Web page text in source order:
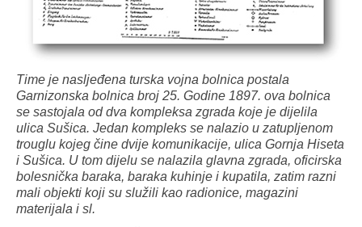
Time je nasljeđena turska vojna bolnica postala
Garnizonska bolnica broj 25. Godine 1897. ova bolnica
se sastojala od dva kompleksa zgrada koje je dijelila
ulica Sušica. Jedan kompleks se nalazio u zatupljenom
trouglu kojeg čine dvije komunikacije, ulica Gornja Hiseta
i Sušica. U tom dijelu se nalazila glavna zgrada, oficirska
bolesnička baraka, baraka kuhinje i kupatila, zatim razni
mali objekti koji su služili kao radionice, magazini
materijala i sl.